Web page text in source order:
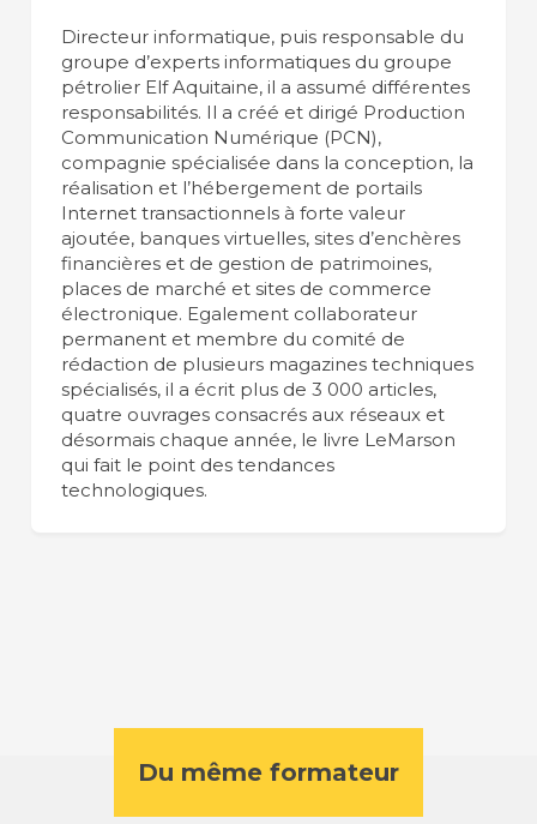
Directeur informatique, puis responsable du
groupe d’experts informatiques du groupe
pétrolier Elf Aquitaine, il a assumé différentes
responsabilités. Il a créé et dirigé Production
Communication Numérique (PCN),
compagnie spécialisée dans la conception, la
réalisation et l’hébergement de portails
Internet transactionnels à forte valeur
ajoutée, banques virtuelles, sites d’enchères
financières et de gestion de patrimoines,
places de marché et sites de commerce
électronique. Egalement collaborateur
permanent et membre du comité de
rédaction de plusieurs magazines techniques
spécialisés, il a écrit plus de 3 000 articles,
quatre ouvrages consacrés aux réseaux et
désormais chaque année, le livre LeMarson
qui fait le point des tendances
technologiques.
Du même formateur